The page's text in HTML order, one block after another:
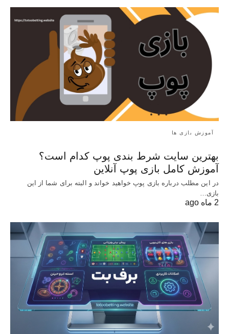
آموزش بازی ها
بهترین سایت شرط بندی پوپ کدام است؟
آموزش کامل بازی پوپ آنلاین
در این مطلب درباره بازی پوپ خواهید خواند و البته برای شما از این
بازی…
2 ماه ago